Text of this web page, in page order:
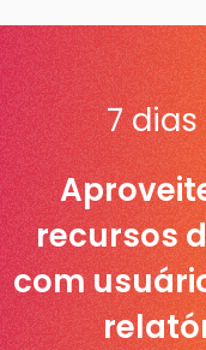
7
recursos
com